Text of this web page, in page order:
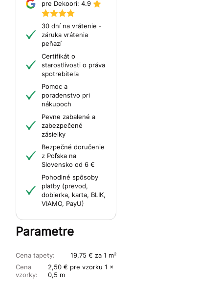
pre Dekoori: 4.9
30 dní na vrátenie -
záruka vrátenia
peňazí
Certifikát o
starostlivosti o práva
spotrebiteľa
Pomoc a
poradenstvo pri
nákupoch
Pevne zabalené a
zabezpečené
zásielky
Bezpečné doručenie
z Poľska na
Slovensko od 6 €
Pohodlné spôsoby
platby (prevod,
dobierka, karta, BLIK,
VIAMO, PayU)
Parametre
Cena tapety:
19,75 € za 1 m²
Cena
vzorky:
2,50 € pre vzorku 1 x
0,5 m